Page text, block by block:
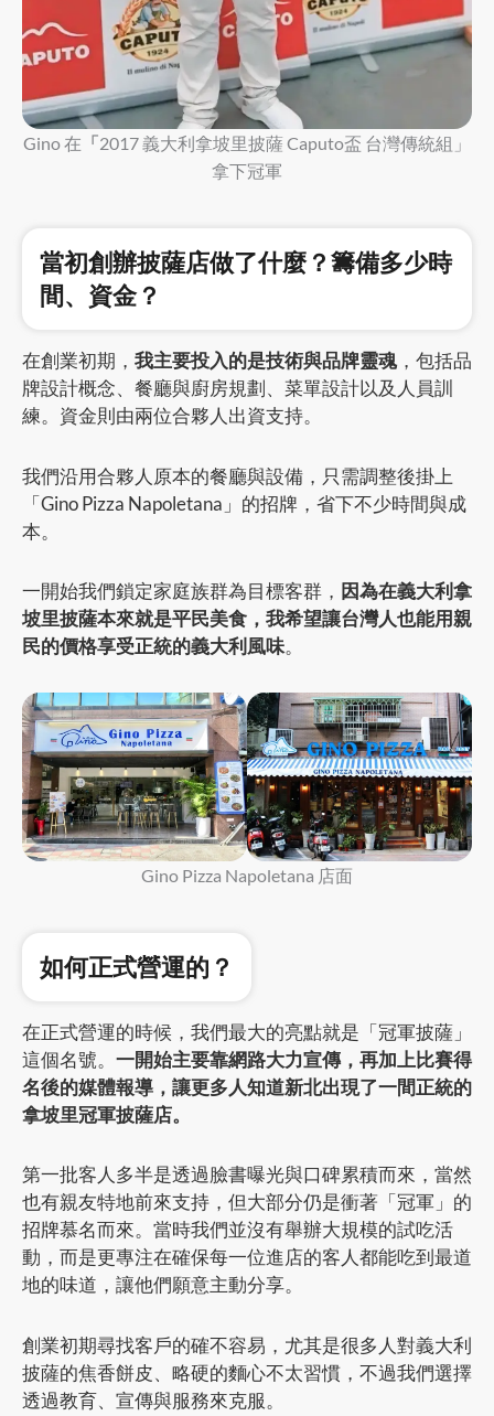
Gino 在 「2017 義大利拿坡里披薩 Caputo盃 台灣傳統組」
拿下冠軍
當初創辦披薩店做了什麼？籌備多少時
間、資金？
在創業初期， 我主要投入的是技術與品牌靈魂，包括品
牌設計概念、餐廳與廚房規劃、菜單設計以及人員訓
練。資金則由兩位合夥人出資支持。
我們沿用合夥人原本的餐廳與設備，只需調整後掛上
「Gino Pizza Napoletana」的招牌，省下不少時間與成
本。
一開始我們鎖定家庭族群為目標客群， 因為在義大利拿
坡里披薩本來就是平民美食，我希望讓台灣人也能用親
民的價格享受正統的義大利風味。
Gino Pizza Napoletana 店面
如何正式營運的？
在正式營運的時候，我們最大的亮點就是「冠軍披薩」
這個名號。 一開始主要靠網路大力宣傳，再加上比賽得
名後的媒體報導，讓更多人知道新北出現了一間正統的
拿坡里冠軍披薩店。
第一批客人多半是透過臉書曝光與口碑累積而來，當然
也有親友特地前來支持，但大部分仍是衝著「冠軍」的
招牌慕名而來。當時我們並沒有舉辦大規模的試吃活
動，而是更專注在確保每一位進店的客人都能吃到最道
地的味道，讓他們願意主動分享。
創業初期尋找客戶的確不容易，尤其是很多人對義大利
披薩的焦香餅皮、略硬的麵心不太習慣，不過我們選擇
透過教育、宣傳與服務來克服。